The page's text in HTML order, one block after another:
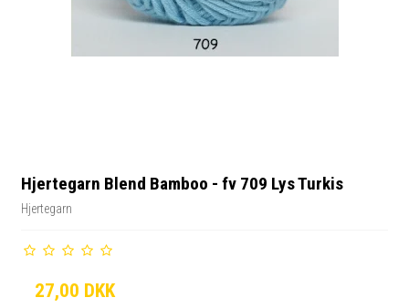
Hjertegarn Blend Bamboo - fv 709 Lys Turkis
Hjertegarn
27,00 DKK